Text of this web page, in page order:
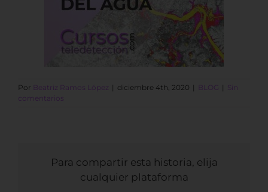
Por Beatriz Ramos López | diciembre 4th, 2020 | BLOG | Sin
comentarios
Para compartir esta historia, elija
cualquier plataforma